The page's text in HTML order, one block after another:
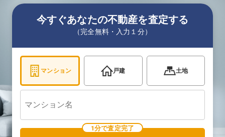
今すぐあなたの不動産を査定する
（完全無料・入力１分）
マンション 戸建 土地
1分で査定完了